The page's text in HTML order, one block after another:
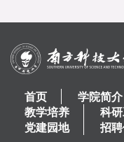
首页 学院简介
教学培养
科
党建园地
招